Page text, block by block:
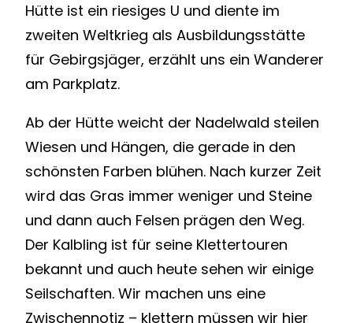
Hütte ist ein riesiges U und diente im
zweiten Weltkrieg als Ausbildungsstätte
für Gebirgsjäger, erzählt uns ein Wanderer
am Parkplatz.
Ab der Hütte weicht der Nadelwald steilen
Wiesen und Hängen, die gerade in den
schönsten Farben blühen. Nach kurzer Zeit
wird das Gras immer weniger und Steine
und dann auch Felsen prägen den Weg.
Der Kalbling ist für seine Klettertouren
bekannt und auch heute sehen wir einige
Seilschaften. Wir machen uns eine
Zwischennotiz – klettern müssen wir hier